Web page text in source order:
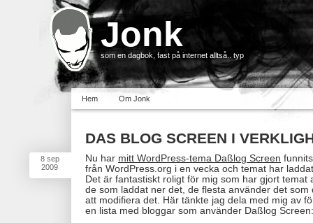
Jonk
som en dagbok, fast på internet alltså.. typ
Hem Om Jonk
8 sep
2009
DAS BLOG SCREEN I
Nu har mitt WordPress-tema Daßlog Screen
från WordPress.org i en vecka och temat har
Det är fantastiskt roligt för mig som har gjort temat
de som laddat ner det, de flesta använder det
att modifiera det. Här tänkte jag dela med mig av
en lista med bloggar som använder Daßlog Screen: